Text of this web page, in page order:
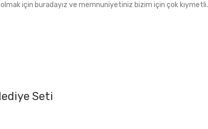
olmak için buradayız ve memnuniyetiniz bizim için çok kıymetli.
Seti